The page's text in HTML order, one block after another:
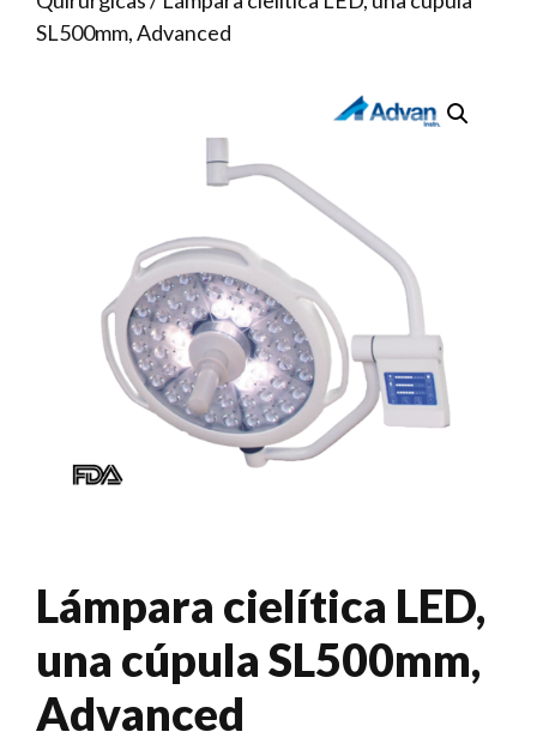
SL500mm, Advanced
Lámpara cielítica LED,
una cúpula SL500mm,
Advanced